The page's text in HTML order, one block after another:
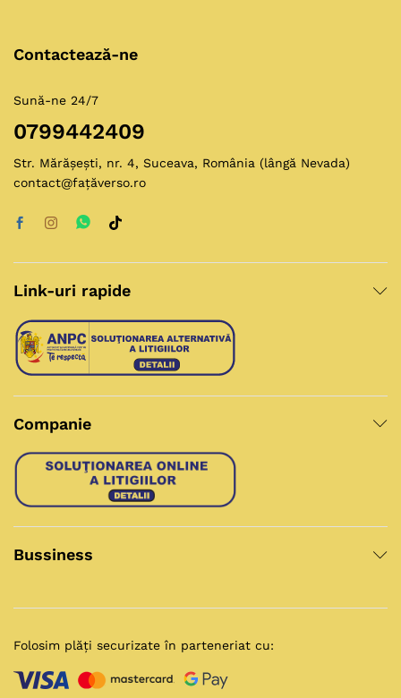
Contactează-ne
Sună-ne 24/7
0799442409
Str. Mărășești, nr. 4, Suceava, România (lângă Nevada)
contact@fațăverso.ro
Link-uri rapide
Companie
Bussiness
Folosim plăți securizate în parteneriat cu: